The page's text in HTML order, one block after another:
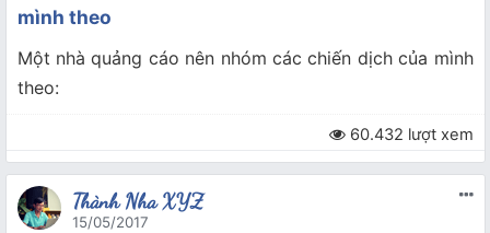
mình theo
Một nhà quảng cáo nên nhóm các chiến dịch của mình
theo:
60.432 lượt xem
Thành Nha XYZ
15/05/2017